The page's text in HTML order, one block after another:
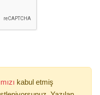
kabul etmiş